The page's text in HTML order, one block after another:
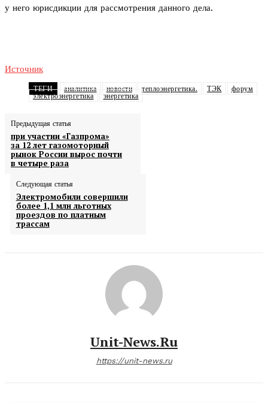
у него юрисдикции для рассмотрения данного дела.
Источник
ТЕГИ аналитика новости теплоэнергетика. ТЭК
форум
электроэнергетика
энергетика
Предыдущая статья
при участии «Газпрома»
за 12 лет газомоторный
рынок России вырос почти
в четыре раза
Следующая статья
Электромобили совершили
более 1,1 млн льготных
проездов по платным
трассам
Unit-News.ru
https://unit-news.ru